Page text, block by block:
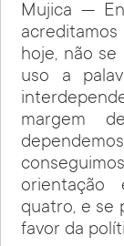
Mujica —
hoje, não
uso a
margem
quatro, e se
favor da